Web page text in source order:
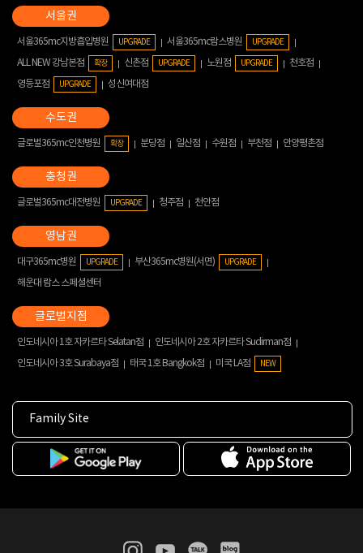
서울365mc지방흡입병원 UPGRADE 서울365mc람스병원 UPGRADE
ALL NEW 강남본점 확장 신촌점 UPGRADE 노원점 UPGRADE
천호점
영등포점
UPGRADE 성신여대점
글로벌365mc인천병원 확장 분당점 일산점 수원점 부천점 안양평촌점
글로벌365mc대전병원 UPGRADE 청주점 천안점
대구365mc병원 UPGRADE 부산365mc병원(서면) UPGRADE
해운대 람스 스페셜센터
인도네시아 1호 자카르타 Selatan점
인도네시아 2호 자카르타 Sudirman점
인도네시아 3호 Surabaya점
태국 1호 Bangkok점 미국 LA점 NEW
Family Site